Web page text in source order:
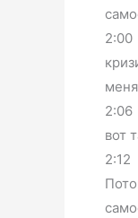
2:00
2:06
вот
2:12